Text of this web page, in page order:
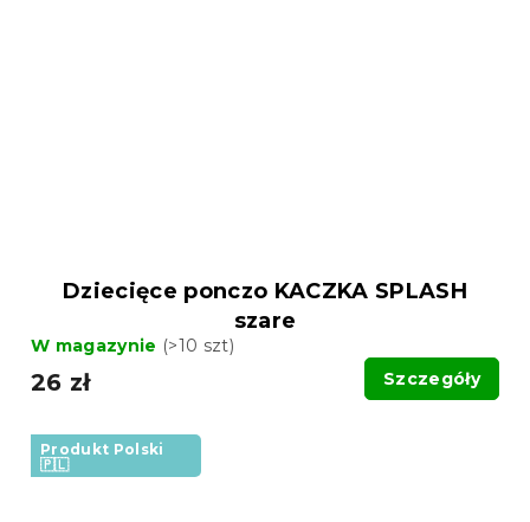
Dziecięce ponczo KACZKA SPLASH
szare
W magazynie (>10 szt)
26 zł Szczegóły
Produkt Polski
🇵🇱